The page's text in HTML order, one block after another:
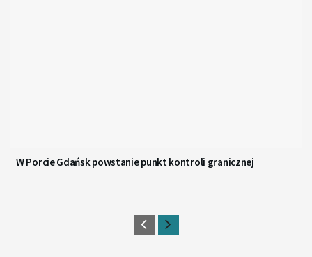
W Porcie Gdańsk powstanie punkt kontroli granicznej